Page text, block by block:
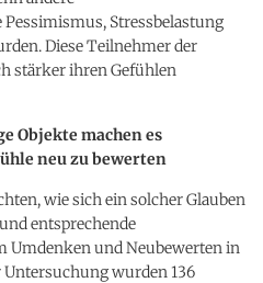
Stressbelastung
Diese Teilnehmer der
stärker ihren Gefühlen
Objekte machen es
neu zu bewerten
wie sich ein solcher Glauben
entsprechende
Umdenken und Neubewerten in
wurden 136